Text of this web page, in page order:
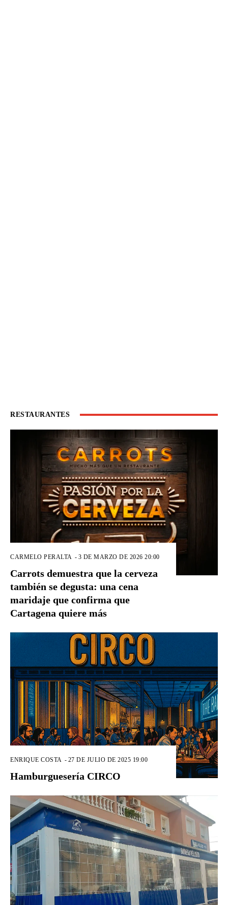
RESTAURANTES
CARMELO PERALTA - 3 DE MARZO DE 2026 20:00
Carrots demuestra que la cerveza
también se degusta: una cena
maridaje que confirma que
Cartagena quiere más
ENRIQUE COSTA - 27 DE JULIO DE 2025 19:00
Hamburguesería CIRCO